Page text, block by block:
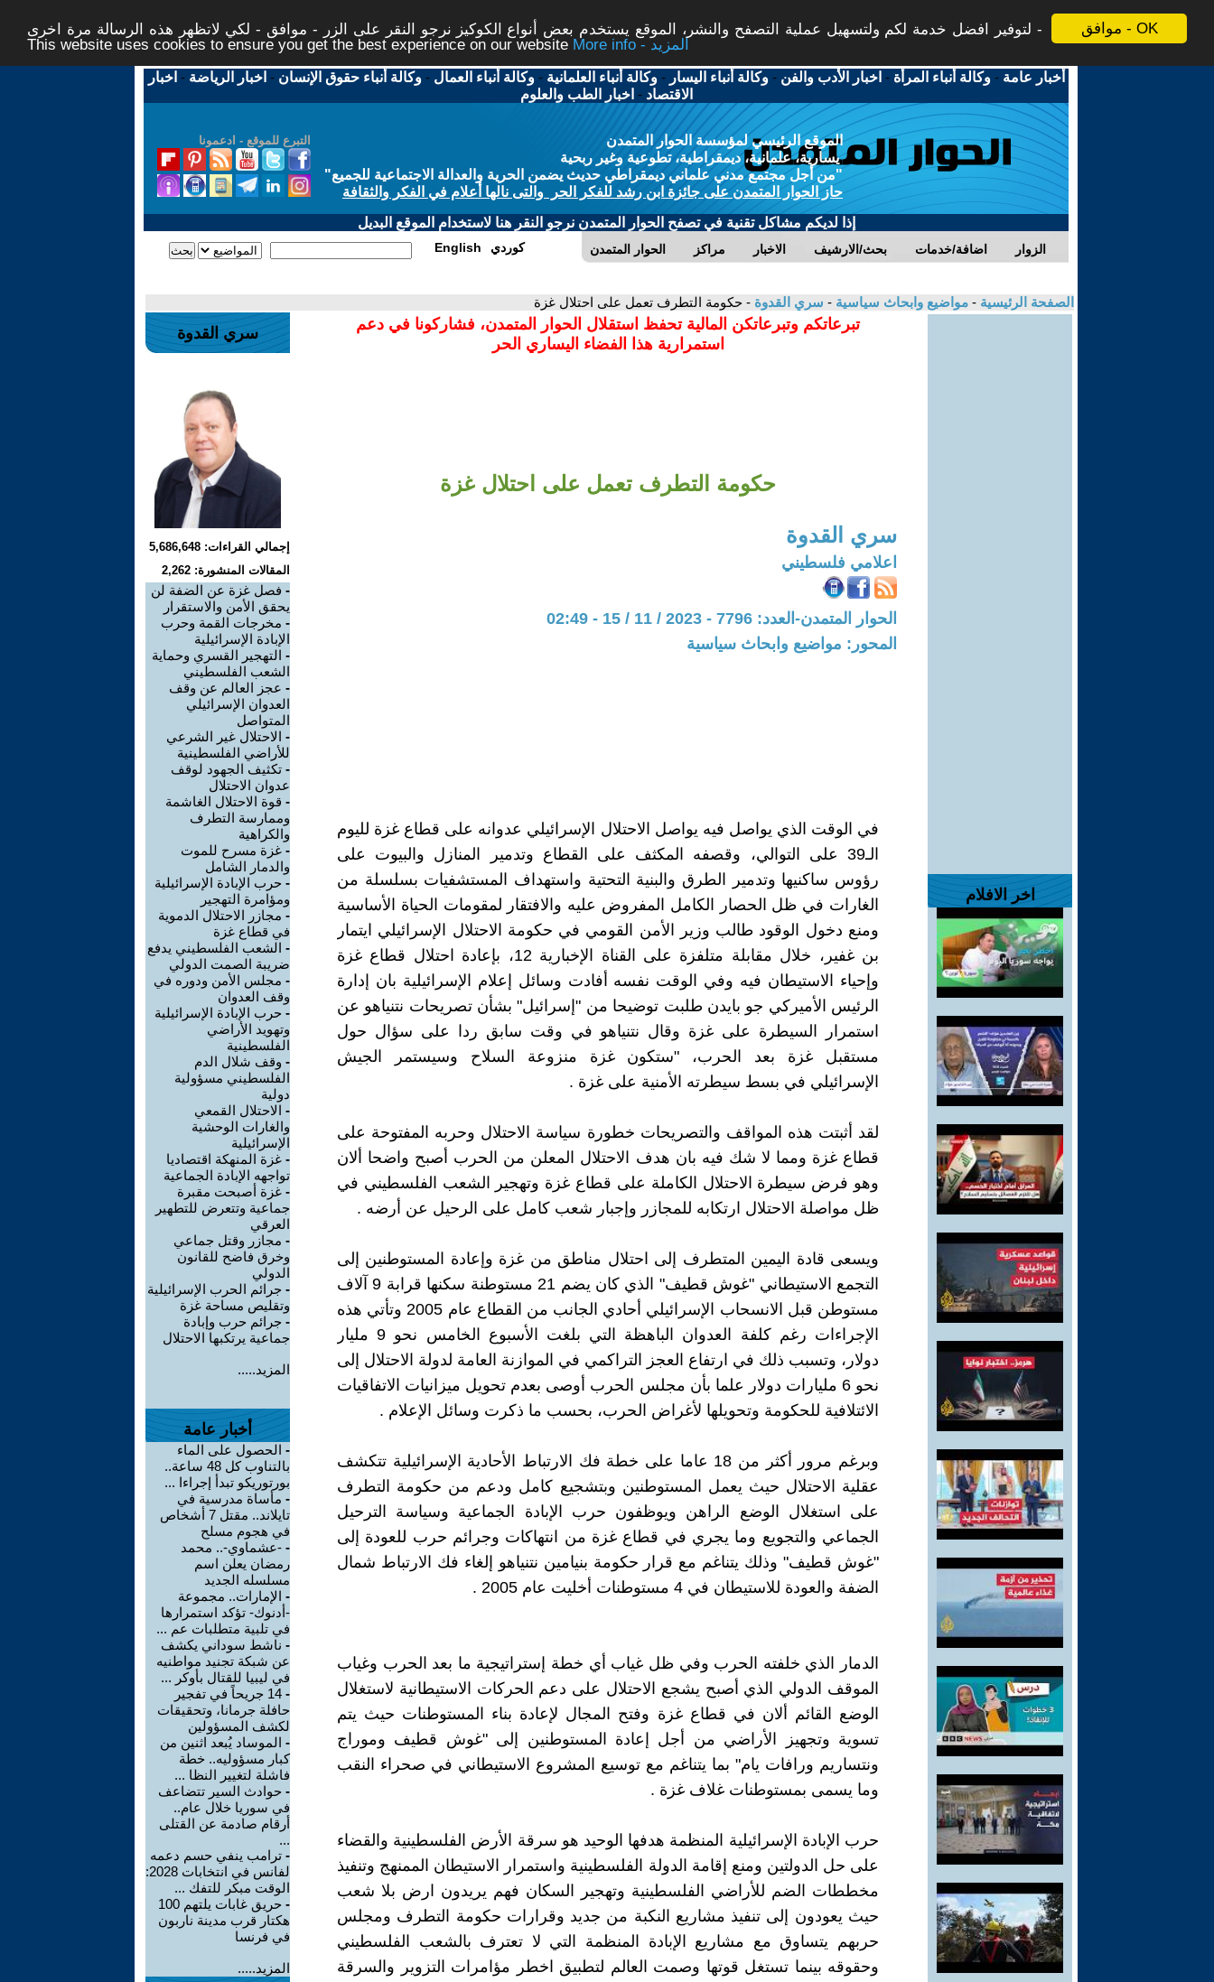
موافق - OK
لتوفير افضل خدمة لكم ولتسهيل عملية التصفح والنشر، الموقع يستخدم بعض أنواع الكوكيز نرجو النقر على الزر - موافق - لكي لاتظهر هذه الرسالة مرة اخرى -
This website uses cookies to ensure you get the best experience on our website
More info - المزيد
أخبار عامة -وكالة أنباء المرأة - اخبار الأدب والفن -وكالة أنباء اليسار -وكالة أنباء العلمانية -وكالة أنباء العمال -وكالة أنباء حقوق الإنسان - اخبار الرياضة - اخبار
الاقتصاد - اخبار الطب والعلوم
التبرع للموقع - ادعمونا
الموقع الرئيسي لمؤسسة الحوار المتمدن
يسارية، علمانية، ديمقراطية، تطوعية وغير ربحية
"من أجل مجتمع مدني علماني ديمقراطي حديث يضمن الحرية والعدالة الاجتماعية للجميع"
حاز الحوار المتمدن على جائزة ابن رشد للفكر الحر والتى نالها أعلام في الفكر والثقافة
إذا لديكم مشاكل تقنية في تصفح الحوار المتمدن نرجو النقر هنا لاستخدام الموقع البديل
الحوار المتمدن مراكز الاخبار بحث/الارشيف اضافة/خدمات الزوار English كوردي
الصفحة الرئيسية - مواضيع وابحاث سياسية - سري القدوة - حكومة التطرف تعمل على احتلال غزة
اخر الافلام
تبرعاتكم وتبرعاتكن المالية تحفظ استقلال الحوار المتمدن، فشاركونا في دعم
استمرارية هذا الفضاء اليساري الحر
حكومة التطرف تعمل على احتلال غزة
سري القدوة
اعلامي فلسطيني
الحوار المتمدن-العدد: 7796 - 2023 / 11 / 15 - 02:49
المحور: مواضيع وابحاث سياسية
في الوقت الذي يواصل فيه يواصل الاحتلال الإسرائيلي عدوانه على قطاع غزة لليوم
الـ39 على التوالي، وقصفه المكثف على القطاع وتدمير المنازل والبيوت على
رؤوس ساكنيها وتدمير الطرق والبنية التحتية واستهداف المستشفيات بسلسلة من
الغارات في ظل الحصار الكامل المفروض عليه والافتقار لمقومات الحياة الأساسية
ومنع دخول الوقود طالب وزير الأمن القومي في حكومة الاحتلال الإسرائيلي ايتمار
بن غفير، خلال مقابلة متلفزة على القناة الإخبارية 12، بإعادة احتلال قطاع غزة
وإحياء الاستيطان فيه وفي الوقت نفسه أفادت وسائل إعلام الإسرائيلية بان إدارة
الرئيس الأميركي جو بايدن طلبت توضيحا من "إسرائيل" بشأن تصريحات نتنياهو عن
استمرار السيطرة على غزة وقال نتنياهو في وقت سابق ردا على سؤال حول
مستقبل غزة بعد الحرب، "ستكون غزة منزوعة السلاح وسيستمر الجيش
الإسرائيلي في بسط سيطرته الأمنية على غزة .
لقد أثبتت هذه المواقف والتصريحات خطورة سياسة الاحتلال وحربه المفتوحة على
قطاع غزة ومما لا شك فيه بان هدف الاحتلال المعلن من الحرب أصبح واضحا ألان
وهو فرض سيطرة الاحتلال الكاملة على قطاع غزة وتهجير الشعب الفلسطيني في
ظل مواصلة الاحتلال ارتكابه للمجازر وإجبار شعب كامل على الرحيل عن أرضه .
ويسعى قادة اليمين المتطرف إلى احتلال مناطق من غزة وإعادة المستوطنين إلى
التجمع الاستيطاني "غوش قطيف" الذي كان يضم 21 مستوطنة سكنها قرابة 9 آلاف
مستوطن قبل الانسحاب الإسرائيلي أحادي الجانب من القطاع عام 2005 وتأتي هذه
الإجراءات رغم كلفة العدوان الباهظة التي بلغت الأسبوع الخامس نحو 9 مليار
دولار، وتسبب ذلك في ارتفاع العجز التراكمي في الموازنة العامة لدولة الاحتلال إلى
نحو 6 مليارات دولار علما بأن مجلس الحرب أوصى بعدم تحويل ميزانيات الاتفاقيات
الائتلافية للحكومة وتحويلها لأغراض الحرب، بحسب ما ذكرت وسائل الإعلام .
وبرغم مرور أكثر من 18 عاما على خطة فك الارتباط الأحادية الإسرائيلية تتكشف
عقلية الاحتلال حيث يعمل المستوطنين وبتشجيع كامل ودعم من حكومة التطرف
على استغلال الوضع الراهن ويوظفون حرب الإبادة الجماعية وسياسة الترحيل
الجماعي والتجويع وما يجري في قطاع غزة من انتهاكات وجرائم حرب للعودة إلى
"غوش قطيف" وذلك يتناغم مع قرار حكومة بنيامين نتنياهو إلغاء فك الارتباط شمال
الضفة والعودة للاستيطان في 4 مستوطنات أخليت عام 2005 .
الدمار الذي خلفته الحرب وفي ظل غياب أي خطة إستراتيجية ما بعد الحرب وغياب
الموقف الدولي الذي أصبح يشجع الاحتلال على دعم الحركات الاستيطانية لاستغلال
الوضع القائم ألان في قطاع غزة وفتح المجال لإعادة بناء المستوطنات حيث يتم
تسوية وتجهيز الأراضي من أجل إعادة المستوطنين إلى "غوش قطيف وموراج
ونتساريم ورافات يام" بما يتناغم مع توسيع المشروع الاستيطاني في صحراء النقب
وما يسمى بمستوطنات غلاف غزة .
حرب الإبادة الإسرائيلية المنظمة هدفها الوحيد هو سرقة الأرض الفلسطينية والقضاء
على حل الدولتين ومنع إقامة الدولة الفلسطينية واستمرار الاستيطان الممنهج وتنفيذ
مخططات الضم للأراضي الفلسطينية وتهجير السكان فهم يريدون ارض بلا شعب
حيث يعودون إلى تنفيذ مشاريع النكبة من جديد وقرارات حكومة التطرف ومجلس
حربهم يتساوق مع مشاريع الإبادة المنظمة التي لا تعترف بالشعب الفلسطيني
وحقوقه بينما تستغل قوتها وصمت العالم لتطبيق اخطر مؤامرات التزوير والسرقة
سري القدوة
إجمالي القراءات: 5,686,648
المقالات المنشورة: 2,262
- فصل غزة عن الضفة لن
يحقق الأمن والاستقرار
- مخرجات القمة وحرب
الإبادة الإسرائيلية
- التهجير القسري وحماية
الشعب الفلسطيني
- عجز العالم عن وقف
العدوان الإسرائيلي
المتواصل
- الاحتلال غير الشرعي
للأراضي الفلسطينية
- تكثيف الجهود لوقف
عدوان الاحتلال
- قوة الاحتلال الغاشمة
وممارسة التطرف
والكراهية
- غزة مسرح للموت
والدمار الشامل
- حرب الإبادة الإسرائيلية
ومؤامرة التهجير
- مجازر الاحتلال الدموية
في قطاع غزة
- الشعب الفلسطيني يدفع
ضريبة الصمت الدولي
- مجلس الأمن ودوره في
وقف العدوان
- حرب الإبادة الإسرائيلية
وتهويد الأراضي
الفلسطينية
- وقف شلال الدم
الفلسطيني مسؤولية
دولية
- الاحتلال القمعي
والغارات الوحشية
الإسرائيلية
- غزة المنهكة اقتصاديا
تواجهه الإبادة الجماعية
- غزة أصبحت مقبرة
جماعية وتتعرض للتطهير
العرقي
- مجازر وقتل جماعي
وخرق فاضح للقانون
الدولي
- جرائم الحرب الإسرائيلية
وتقليص مساحة غزة
- جرائم حرب وإبادة
جماعية يرتكبها الاحتلال
المزيد.....
أخبار عامة
- الحصول على الماء
بالتناوب كل 48 ساعة..
بورتوريكو تبدأ إجراءا ...
- مأساة مدرسية في
تايلاند.. مقتل 7 أشخاص
في هجوم مسلح
- -عشماوي-.. محمد
رمضان يعلن اسم
مسلسله الجديد
- الإمارات.. مجموعة
-أدنوك- تؤكد استمرارها
في تلبية متطلبات عم ...
- ناشط سوداني يكشف
عن شبكة تجنيد مواطنيه
في ليبيا للقتال بأوكر ...
-
14 جريحاً في تفجير
حافلة جرمانا، وتحقيقات
لكشف المسؤولين
- الموساد يُبعد اثنين من
كبار مسؤوليه.. خطة
فاشلة لتغيير النظا ...
- حوادث السير تتضاعف
في سوريا خلال عام..
أرقام صادمة عن القتلى
...
- ترامب ينفي حسم دعمه
لفانس في انتخابات 2028:
الوقت مبكر للتفك ...
-
حريق غابات يلتهم 100
هكتار قرب مدينة ناربون
في فرنسا
المزيد.....